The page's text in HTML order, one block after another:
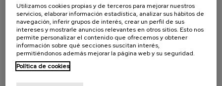
Utilizamos cookies propias y de terceros para mejorar nuestros
servicios, elaborar información estadística, analizar sus hábitos de
navegación, inferir grupos de interés, crear un perfil de sus
intereses y mostrarle anuncios relevantes en otros sitios. Esto nos
permite personalizar el contenido que ofrecemos y obtener
información sobre qué secciones suscitan interés,
permitiéndonos además mejorar la página web y su seguridad.
Política de cookies